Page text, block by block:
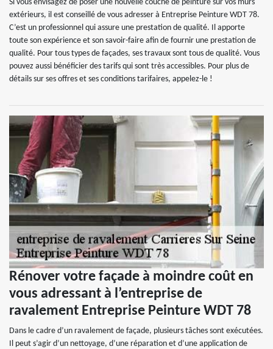
Si vous envisagez de poser une nouvelle couche de peinture sur vos murs
extérieurs, il est conseillé de vous adresser à Entreprise Peinture WDT 78.
C’est un professionnel qui assure une prestation de qualité. Il apporte
toute son expérience et son savoir-faire afin de fournir une prestation de
qualité. Pour tous types de façades, ses travaux sont tous de qualité. Vous
pouvez aussi bénéficier des tarifs qui sont très accessibles. Pour plus de
détails sur ses offres et ses conditions tarifaires, appelez-le !
Rénover votre façade à moindre coût en
vous adressant à l’entreprise de
ravalement Entreprise Peinture WDT 78
Dans le cadre d’un ravalement de façade, plusieurs tâches sont exécutées.
Il peut s’agir d’un nettoyage, d’une réparation et d’une application de